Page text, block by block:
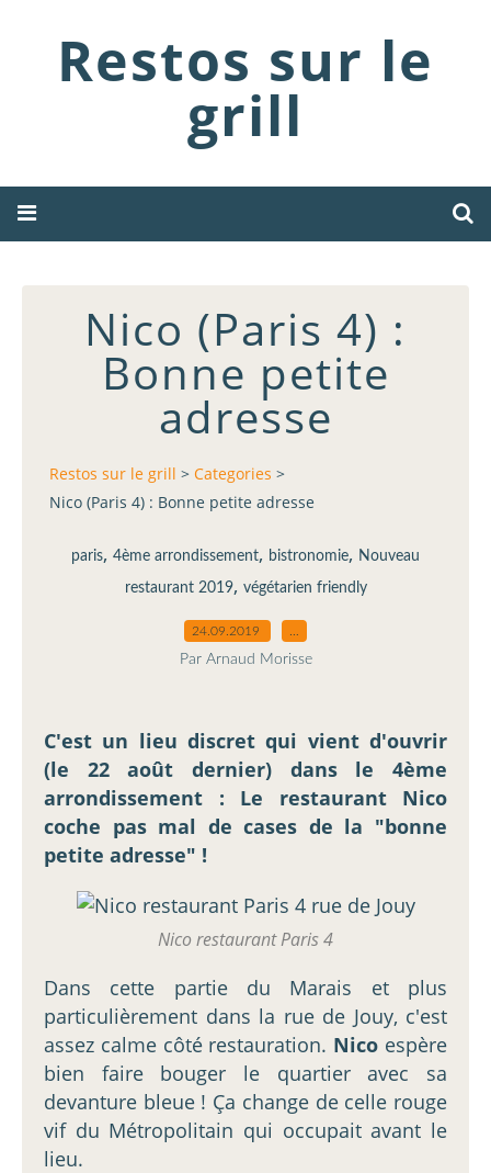
Restos sur le
grill
Nico (Paris 4) :
Bonne petite
adresse
Restos sur le grill > Categories >
Nico (Paris 4) : Bonne petite adresse
paris, 4ème arrondissement, bistronomie, Nouveau
restaurant 2019, végétarien friendly
24.09.2019
Par Arnaud Morisse
C'est un lieu discret qui vient d'ouvrir
(le 22 août dernier) dans le 4ème
arrondissement : Le restaurant Nico
coche pas mal de cases de la "bonne
petite adresse" !
Nico restaurant Paris 4
Dans cette partie du Marais et plus
particulièrement dans la rue de Jouy, c'est
assez calme côté restauration. Nico espère
bien faire bouger le quartier avec sa
devanture bleue ! Ça change de celle rouge
vif du Métropolitain qui occupait avant le
lieu.